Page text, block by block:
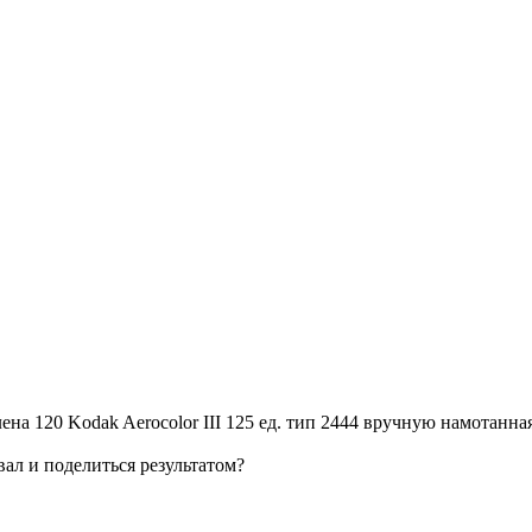
120 Kodak Aerocolor III 125 ед. тип 2444 вручную
и поделиться результатом?